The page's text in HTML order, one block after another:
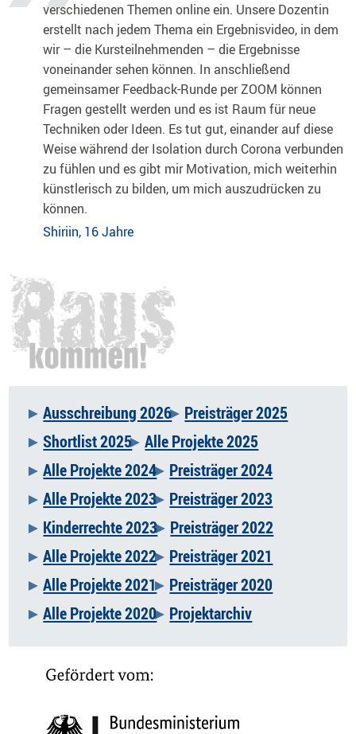
verschiedenen Themen online ein. Unsere Dozentin
erstellt nach jedem Thema ein Ergebnisvideo, in dem
wir – die Kursteilnehmenden – die Ergebnisse
voneinander sehen können. In anschließend
gemeinsamer Feedback-Runde per ZOOM können
Fragen gestellt werden und es ist Raum für neue
Techniken oder Ideen. Es tut gut, einander auf diese
Weise während der Isolation durch Corona verbunden
zu fühlen und es gibt mir Motivation, mich weiterhin
künstlerisch zu bilden, um mich auszudrücken zu
können.
Shiriin, 16 Jahre
Navigation
überspringen
Ausschreibung 2026
Preisträger 2025
Shortlist 2025 Alle Projekte 2025
Alle Projekte 2024
Preisträger 2024
Alle Projekte 2023
Preisträger 2023
Kinderrechte 2023
Preisträger 2022
Alle Projekte 2022
Preisträger 2021
Alle Projekte 2021
Preisträger 2020
Alle Projekte 2020
Projektarchiv